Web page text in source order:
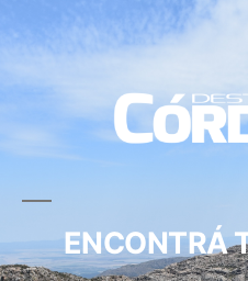
ENCONTRÁ